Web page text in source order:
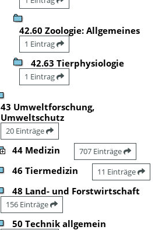
42.60 Zoologie: Allgemeines
1 Eintrag
42.63 Tierphysiologie
1 Eintrag
43 Umweltforschung,
Umweltschutz
20 Einträge
44 Medizin 707 Einträge
46 Tiermedizin 11 Einträge
48 Land- und Forstwirtschaft
156 Einträge
50 Technik allgemein